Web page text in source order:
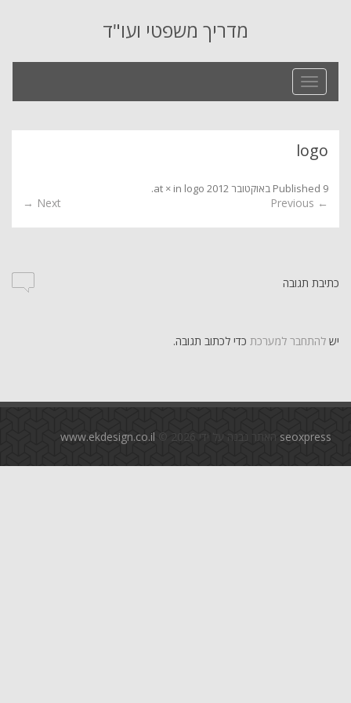
מדריך משפטי ועו"ד
Toggle
navigation
logo
Published 9 באוקטובר 2012 × in logo
.
← Previous
Next →
כתיבת תגובה
יש להתחבר למערכת כדי לכתוב תגובה.
seoxpress האתר נבנה על ידי www.ekdesign.co.il © 2026